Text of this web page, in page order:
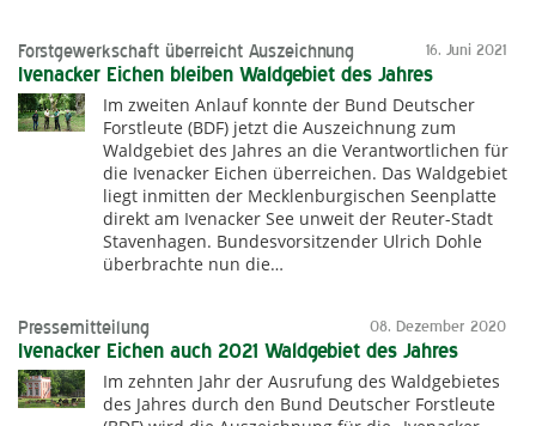
16. Juni 2021
Forstgewerkschaft überreicht Auszeichnung
Ivenacker Eichen bleiben Waldgebiet des Jahres
Im zweiten Anlauf konnte der Bund Deutscher
Forstleute (BDF) jetzt die Auszeichnung zum
Waldgebiet des Jahres an die Verantwortlichen für
die Ivenacker Eichen überreichen. Das Waldgebiet
liegt inmitten der Mecklenburgischen Seenplatte
direkt am Ivenacker See unweit der Reuter-Stadt
Stavenhagen. Bundesvorsitzender Ulrich Dohle
überbrachte nun die…
08. Dezember 2020
Pressemitteilung
Ivenacker Eichen auch 2021 Waldgebiet des Jahres
Im zehnten Jahr der Ausrufung des Waldgebietes
des Jahres durch den Bund Deutscher Forstleute